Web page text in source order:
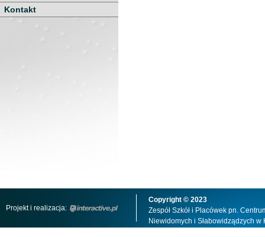
Kontakt
Projekt i realizacja:
Copyright © 2023
Zespół Szkół i Placówek pn.
Niewidomych i Słabowidządzych w